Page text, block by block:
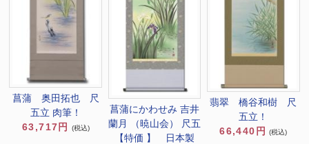
菖蒲 奥田拓也 尺
五立 肉筆！
63,717円
(税込)
菖蒲にかわせみ 吉井
蘭月 （暁山会） 尺五
【特価 】 日本製
翡翠 橋谷和樹 尺
五立！
66,440円
(税込)